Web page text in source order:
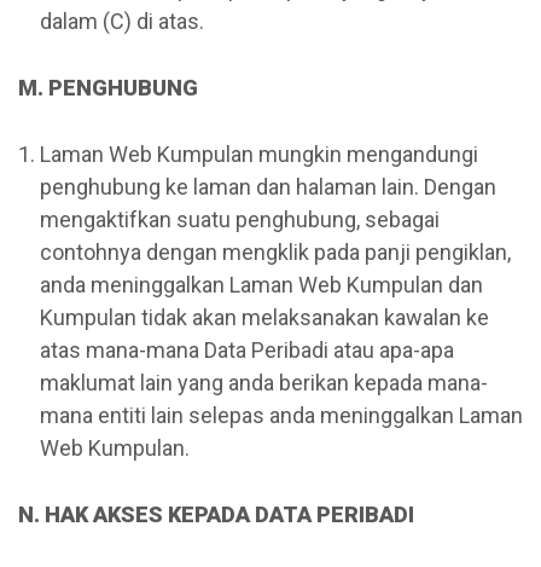
dalam (C) di atas.
M. PENGHUBUNG
Laman Web Kumpulan mungkin mengandungi
penghubung ke laman dan halaman lain. Dengan
mengaktifkan suatu penghubung, sebagai
contohnya dengan mengklik pada panji pengiklan,
anda meninggalkan Laman Web Kumpulan dan
Kumpulan tidak akan melaksanakan kawalan ke
atas mana-mana Data Peribadi atau apa-apa
maklumat lain yang anda berikan kepada mana-
mana entiti lain selepas anda meninggalkan Laman
Web Kumpulan.
N. HAK AKSES KEPADA DATA PERIBADI